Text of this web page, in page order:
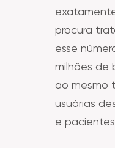
procura
esse
milhões de
ao mesmo
usuárias
e